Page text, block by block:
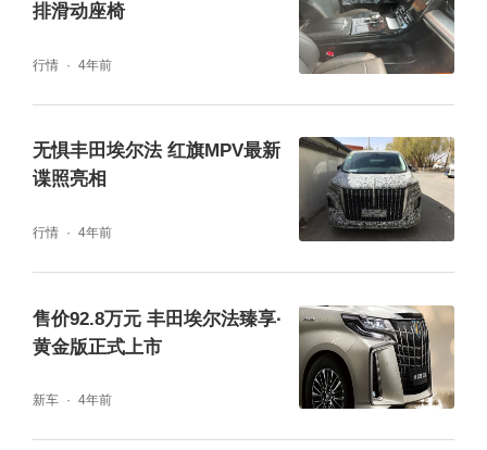
感，还与整车风格更加和谐。值得一提的是，
新车还使用劳斯莱斯同款的悬浮式轮毂盖，中
央的广汽传祺logo不会随着车辆行驶而转动。
排滑动座椅
行情 4年前
无惧丰田埃尔法 红旗MPV最新
谍照亮相
行情 4年前
售价92.8万元 丰田埃尔法臻享·
黄金版正式上市
新车 4年前